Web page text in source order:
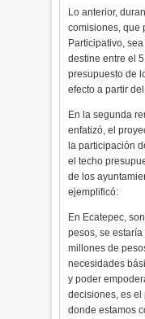
Lo anterior,
comisiones, que
Participativo,
destine entre el
presupuesto de
efecto a partir
En la segunda
enfatizó, el
la participación
el techo
de los
ejemplificó:
En Ecatepec,
pesos, se
millones de
necesidades
y poder
decisiones, es el
donde estamos